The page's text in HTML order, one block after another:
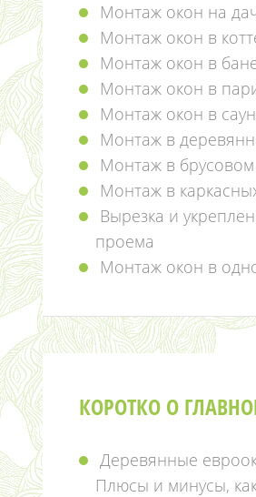
Монтаж окон на
Монтаж окон в
Монтаж окон в
Монтаж окон в
Монтаж окон в
Монтаж в
Монтаж в
Монтаж в
Вырезка и
проема
Монтаж окон в
КОРОТКО О
Деревянные
Плюсы и минусы,